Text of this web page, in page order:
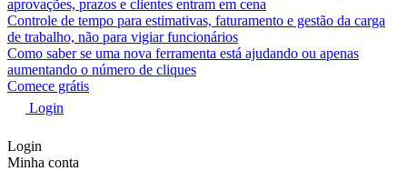
aprovações, prazos e clientes entram em cena
Controle de tempo para estimativas, faturamento e gestão da carga
de trabalho, não para vigiar funcionários
Como saber se uma nova ferramenta está ajudando ou apenas
aumentando o número de cliques
Comece grátis
Login
Login
Minha conta